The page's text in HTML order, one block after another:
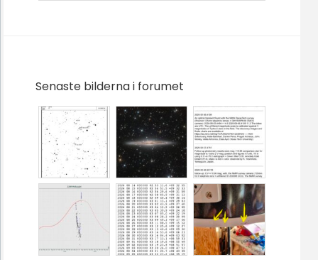
Senaste bilderna i forumet